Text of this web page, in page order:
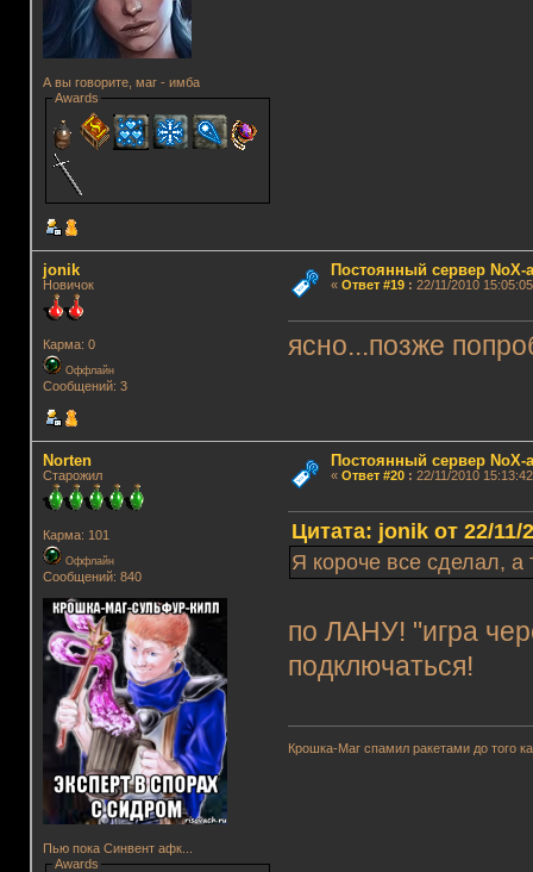
А вы говорите, маг - имба
Awards
jonik
Новичок
Карма: 0
Оффлайн
Сообщений: 3
Постоянный сервер NoX-а
« Ответ #19: 22/11/2010
ясно...позже
Norten
Старожил
Карма: 101
Оффлайн
Сообщений: 840
Пью пока Синвент афк...
Awards
Постоянный сервер NoX-а
« Ответ #20: 22/11/2010
Цитата: jonik от 22/11/
Я короче все сделал,
по ЛАНУ! "игра
подключаться!
Крошка-Маг спамил ракетами до того